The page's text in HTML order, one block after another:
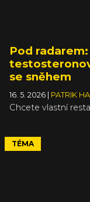
Pod
se sněhem
16. 5. 2026 PATRIK
Chcete vlastní
TÉMA